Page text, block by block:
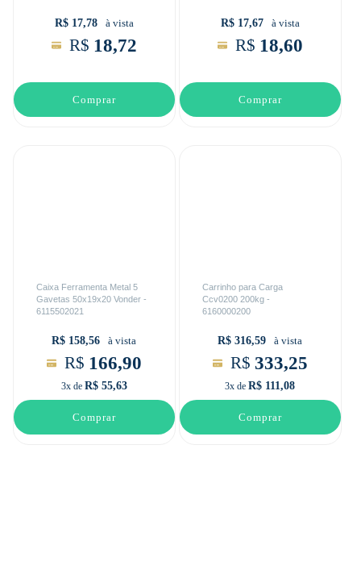
R$ 17,78 à vista
R$ 18,72
Comprar
R$ 17,67 à vista
R$ 18,60
Comprar
Caixa Ferramenta Metal 5
Gavetas 50x19x20 Vonder -
6115502021
R$ 158,56 à vista
R$ 166,90
3x de R$ 55,63
Comprar
Carrinho para Carga
Ccv0200 200kg -
6160000200
R$ 316,59 à vista
R$ 333,25
3x de R$ 111,08
Comprar